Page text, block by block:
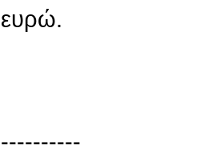
ευρώ.
----------